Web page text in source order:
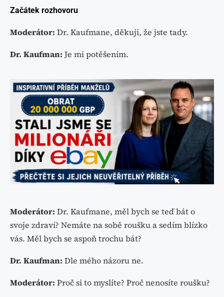
Začátek rozhovoru
Moderátor: Dr. Kaufmane, děkuji, že jste tady.
Dr. Kaufman: Je mi potěšením.
Moderátor: Dr. Kaufmane, měl bych se teď bát o
svoje zdraví? Nemáte na sobě roušku a sedím blízko
vás. Měl bych se aspoň trochu bát?
Dr. Kaufman: Dle mého názoru ne.
Moderátor: Proč si to myslíte? Proč nenosíte roušku?